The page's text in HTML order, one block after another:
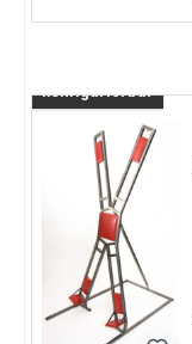
konfigurierbar